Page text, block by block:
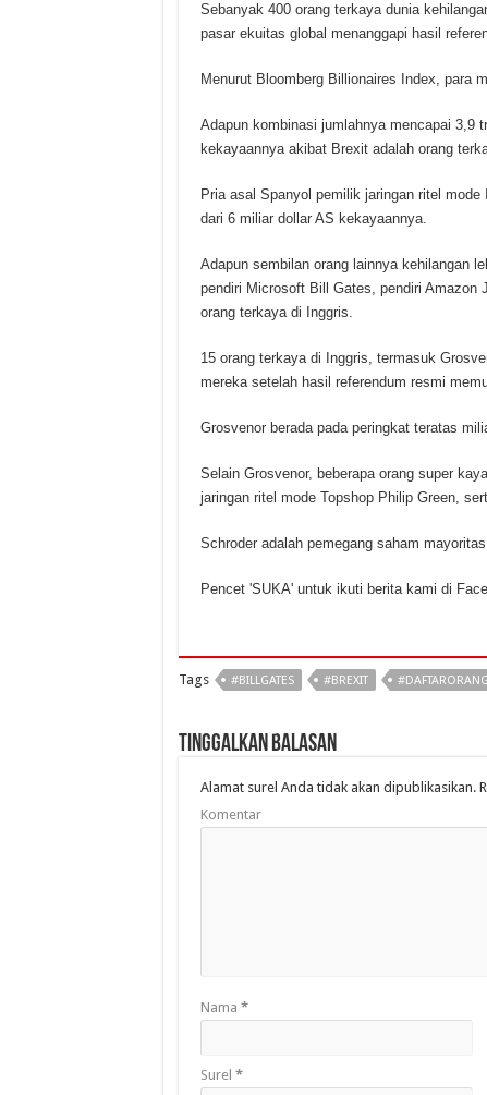
Sebanyak 400 orang terkaya dunia
pasar ekuitas global menanggapi hasil
Menurut Bloomberg Billionaires Index, para
Adapun kombinasi jumlahnya mencapai 3,9
kekayaannya akibat Brexit adalah orang
Pria asal Spanyol pemilik jaringan ritel
dari 6 miliar dollar AS kekayaannya.
Adapun sembilan orang lainnya kehilangan
pendiri Microsoft Bill Gates, pendiri Amazon
orang terkaya di Inggris.
15 orang terkaya di Inggris, termasuk
mereka setelah hasil referendum resmi
Grosvenor berada pada peringkat teratas
Selain Grosvenor, beberapa orang super
jaringan ritel mode Topshop Philip Green,
Schroder adalah pemegang saham
Pencet 'SUKA' untuk ikuti berita kami di
Tags #BILLGATES #BREXIT
Tinggalkan Balasan
Alamat surel Anda tidak akan dipublikasikan.
Komentar
Nama *
Surel *